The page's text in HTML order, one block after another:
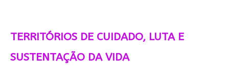
TERRITÓRIOS DE CUIDADO, LUTA E
SUSTENTAÇÃO DA VIDA